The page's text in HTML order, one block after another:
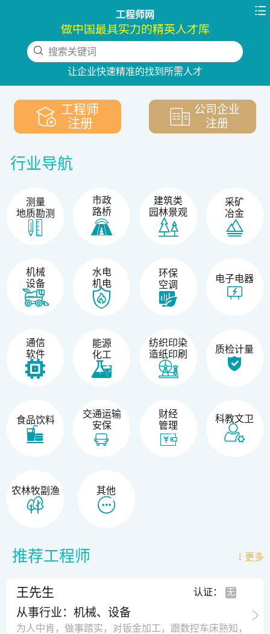
工程师网 
做中国最具实力的精英人才库
搜索关键词
让企业快速精准的找到所需人才
下拉刷新
工程师
注册
公司企业
注册
行业导航
测量
地质勘测
市政
路桥
建筑类
园林景观
采矿
冶金
机械
设备
水电
机电
环保
空调
电子电器
通信
软件
能源
化工
纺织印染
造纸印刷
质检计量
食品饮料
交通运输
安保
财经
管理
科教文卫
农林牧副渔 其他
推荐工程师 更多
王先生 认证：
从事行业：机械、设备
为人中肯，做事踏实，对钣金加工，跟数控车床熟知，